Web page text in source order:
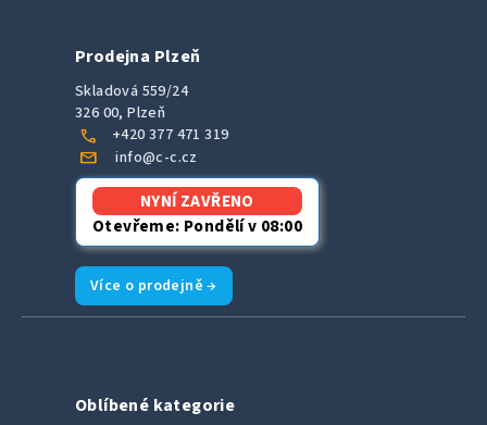
Prodejna Plzeň
Skladová 559/24
326 00, Plzeň
call +420 377 471 319
mail info@c-c.cz
NYNÍ ZAVŘENO
Otevřeme: Pondělí v 08:00
Více o prodejně →
Oblíbené kategorie